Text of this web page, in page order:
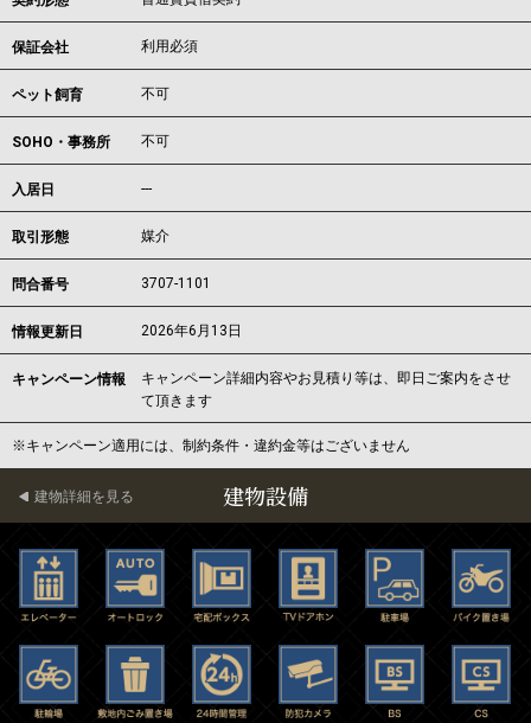
保証会社 利用必須
ペット飼育 不可
SOHO・事務所 不可
入居日 ---
取引形態 媒介
問合番号 3707-1101
情報更新日 2026年6月13日
キャンペーン情報
キャンペーン詳細内容やお見積り等は、即日ご案内をさせ
て頂きます
※キャンペーン適用には、制約条件・違約金等はございません
建物設備
建物詳細を見る